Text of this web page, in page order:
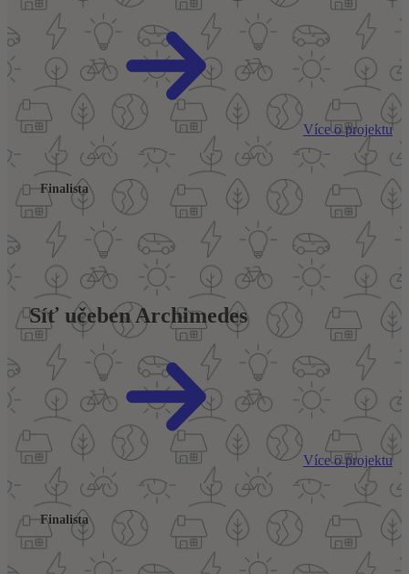
Více o projektu
Finalista
Síť učeben Archimedes
Více o projektu
Finalista